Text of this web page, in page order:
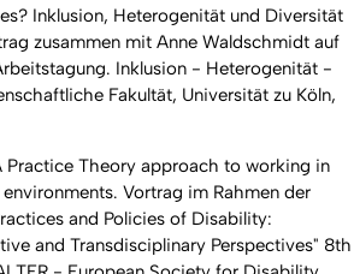
Inklusion, Heterogenität und Diversität
zusammen mit Anne Waldschmidt auf
Inklusion - Heterogenität -
Fakultät, Universität zu Köln,
Theory approach to working in
Vortrag im Rahmen der
and Policies of Disability:
and Transdisciplinary Perspectives" 8th